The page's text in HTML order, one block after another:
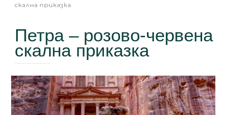
скална приказка
Петра – розово-червена
скална приказка